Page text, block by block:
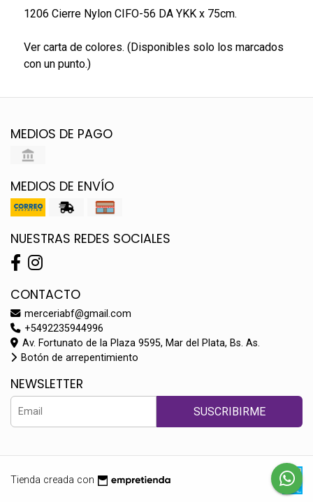
1206 Cierre Nylon CIFO-56 DA YKK x 75cm.
Ver carta de colores. (Disponibles solo los marcados
con un punto.)
MEDIOS DE PAGO
MEDIOS DE ENVÍO
NUESTRAS REDES SOCIALES
CONTACTO
merceriabf@gmail.com
+5492235944996
Av. Fortunato de la Plaza 9595, Mar del Plata, Bs. As.
Botón de arrepentimiento
NEWSLETTER
SUSCRIBIRME
Tienda creada con